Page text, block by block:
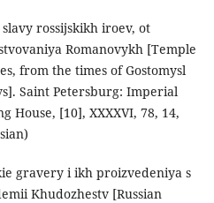
slavy rossijskikh iroev, ot
Romanovykh [Temple
from the times of Gostomysl
Saint Petersburg: Imperial
House, [10], XXXXVI, 78, 14,
gravery i ikh proizvedeniya s
Khudozhestv [Russian